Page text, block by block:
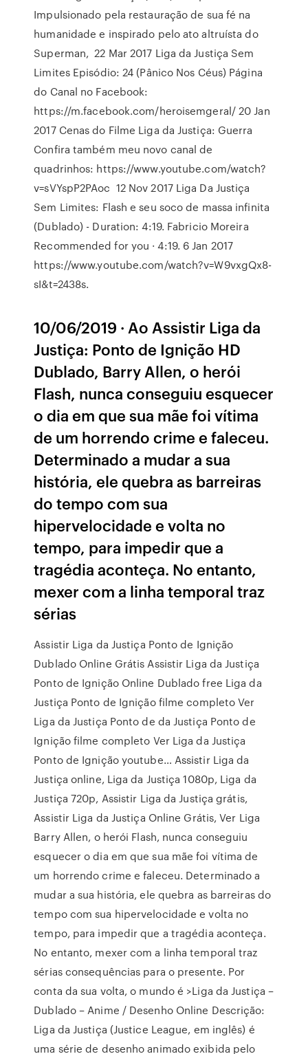
Impulsionado pela restauração de sua fé na
humanidade e inspirado pelo ato altruísta do
Superman, 22 Mar 2017 Liga da Justiça Sem
Limites Episódio: 24 (Pânico Nos Céus) Página
do Canal no Facebook:
https://m.facebook.com/heroisemgeral/ 20 Jan
2017 Cenas do Filme Liga da Justiça: Guerra
Confira também meu novo canal de
quadrinhos: https://www.youtube.com/watch?
v=sVYspP2PAoc 12 Nov 2017 Liga Da Justiça
Sem Limites: Flash e seu soco de massa infinita
(Dublado) - Duration: 4:19. Fabricio Moreira
Recommended for you · 4:19. 6 Jan 2017
https://www.youtube.com/watch?v=W9vxgQx8-
sI&t=2438s.
10/06/2019 · Ao Assistir Liga da
Justiça: Ponto de Ignição HD
Dublado, Barry Allen, o herói
Flash, nunca conseguiu esquecer
o dia em que sua mãe foi vítima
de um horrendo crime e faleceu.
Determinado a mudar a sua
história, ele quebra as barreiras
do tempo com sua
hipervelocidade e volta no
tempo, para impedir que a
tragédia aconteça. No entanto,
mexer com a linha temporal traz
sérias
Assistir Liga da Justiça Ponto de Ignição
Dublado Online Grátis Assistir Liga da Justiça
Ponto de Ignição Online Dublado free Liga da
Justiça Ponto de Ignição filme completo Ver
Liga da Justiça Ponto de da Justiça Ponto de
Ignição filme completo Ver Liga da Justiça
Ponto de Ignição youtube… Assistir Liga da
Justiça online, Liga da Justiça 1080p, Liga da
Justiça 720p, Assistir Liga da Justiça grátis,
Assistir Liga da Justiça Online Grátis, Ver Liga
Barry Allen, o herói Flash, nunca conseguiu
esquecer o dia em que sua mãe foi vítima de
um horrendo crime e faleceu. Determinado a
mudar a sua história, ele quebra as barreiras do
tempo com sua hipervelocidade e volta no
tempo, para impedir que a tragédia aconteça.
No entanto, mexer com a linha temporal traz
sérias consequências para o presente. Por
conta da sua volta, o mundo é >Liga da Justiça –
Dublado – Anime / Desenho Online Descrição:
Liga da Justiça (Justice League, em inglês) é
uma série de desenho animado exibida pelo